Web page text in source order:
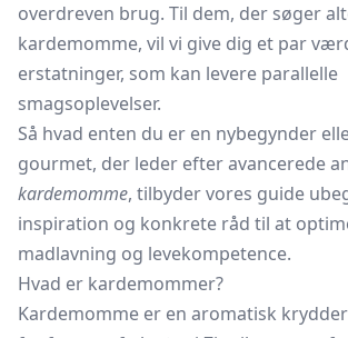
overdreven brug. Til dem, der søger
kardemomme, vil vi give dig et par
erstatninger, som kan levere parallelle
smagsoplevelser.
Så hvad enten du er en nybegynder
gourmet, der leder efter avancerede
kardemomme, tilbyder vores guide
inspiration og konkrete råd til at
madlavning og levekompetence.
Hvad er kardemommer?
Kardemomme er en aromatisk